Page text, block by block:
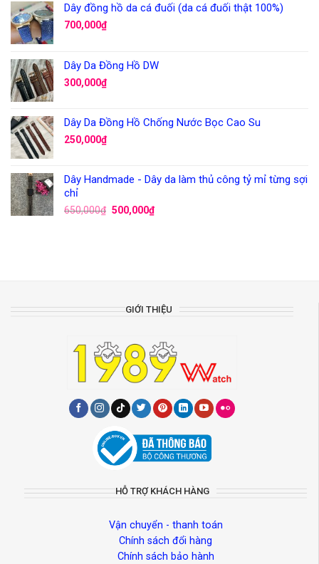
Dây đồng hồ da cá đuối (da cá đuối thật 100%)
700,000₫
Dây Da Đồng Hồ DW
300,000₫
Dây Da Đồng Hồ Chống Nước Bọc Cao Su
250,000₫
Dây Handmade - Dây da làm thủ công tỷ mỉ từng sợi
chỉ
650,000₫ 500,000₫
GIỚI THIỆU
HỖ TRỢ KHÁCH HÀNG
Vận chuyển - thanh toán
Chính sách đổi hàng
Chính sách bảo hành